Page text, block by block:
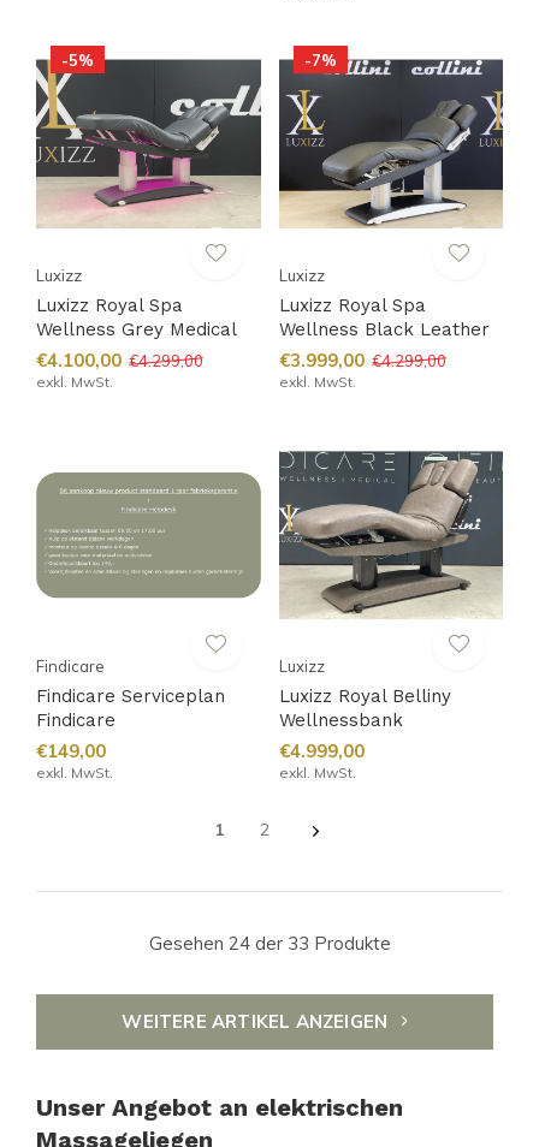
-5%
Luxizz
Luxizz Royal Spa
Wellness Grey Medical
€4.100,00 €4.299,00
exkl. MwSt.
-7%
Luxizz
Luxizz Royal Spa
Wellness Black Leather
€3.999,00 €4.299,00
exkl. MwSt.
Findicare
Findicare Serviceplan
Findicare
€149,00
exkl. MwSt.
Luxizz
Luxizz Royal Belliny
Wellnessbank
€4.999,00
exkl. MwSt.
1 2
Gesehen 24 der 33 Produkte
WEITERE ARTIKEL ANZEIGEN
Unser Angebot an elektrischen
Massageliegen